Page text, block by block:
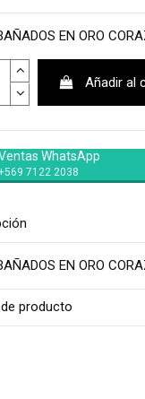
EN ORO
Añadir al
WhatsApp
7122 2038
EN ORO
producto